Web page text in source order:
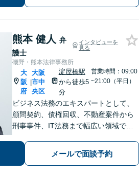
熊本 健人 弁
護士
インタビューを
見る
磯野・熊本法律事務所
大
阪
府
|
大阪
市中
央区
淀屋橋駅
から徒歩5
分
営業時間：09:00
~21:00（平日）
ビジネス法務のエキスパートとして、
顧問契約、債権回収、不動産案件から
刑事事件、IT法務まで幅広い領域で専
駆使した高品質なサービスで、円滑な
コミュニケーションとスピーディな対
メールで面談予約